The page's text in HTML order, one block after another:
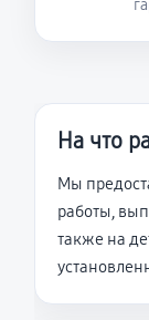
На что
Мы
работы,
также на